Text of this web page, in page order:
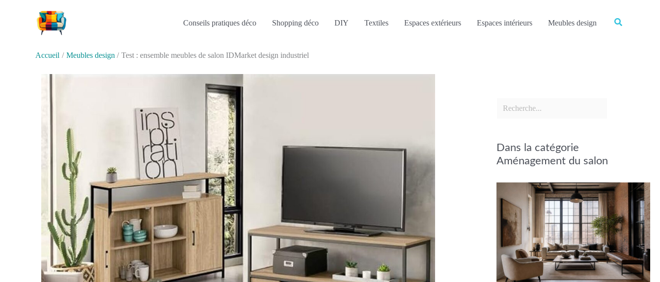
Conseils pratiques déco Shopping déco DIY Textiles Espaces extérieurs Espaces intérieurs Meubles design Rechercher
Accueil Meubles design Test : ensemble meubles de salon IDMarket design industriel
Dans la catégorie
Aménagement du salon